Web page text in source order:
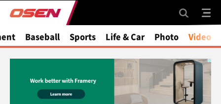
Baseball Sports Life & Car Photo Video